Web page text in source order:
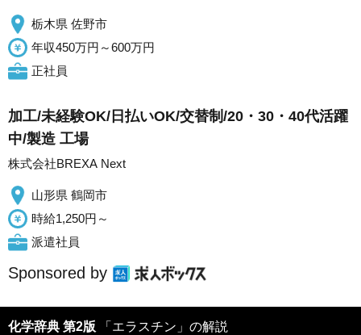
栃木県 佐野市
年収450万円～600万円
正社員
加工/未経験OK/日払いOK/交替制/20・30・40代活躍
中/製造 工場
株式会社BREXA Next
山形県 鶴岡市
時給1,250円～
派遣社員
Sponsored by
化学辞典 第2版 「エラスチン」の解説